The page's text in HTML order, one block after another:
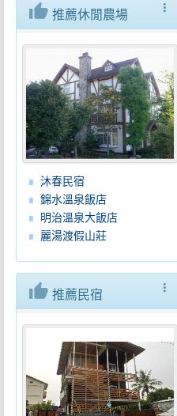
more_vert
thumb_up 推薦休閒農場
沐春民宿
錦水溫泉飯店
明治溫泉大飯店
麗湯渡假山莊
more_vert
thumb_up 推薦民宿